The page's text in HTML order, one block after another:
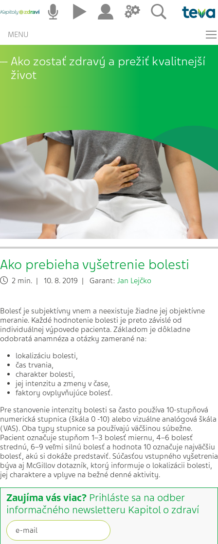
MENU
Ako zostať zdravý a prežiť kvalitnejší
život
Ako prebieha vyšetrenie bolesti
2 min. | 10. 8. 2019 | Garant: Jan Lejčko
Bolesť je subjektívny vnem a neexistuje žiadne jej objektívne
meranie. Každé hodnotenie bolesti je preto závislé od
individuálnej výpovede pacienta. Základom je dôkladne
odobratá anamnéza a otázky zamerané na:
lokalizáciu bolesti,
čas trvania,
charakter bolesti,
jej intenzitu a zmeny v čase,
faktory ovplyvňujúce bolesť.
Pre stanovenie intenzity bolesti sa často používa 10-stupňová
numerická stupnica (škála 0 -10) alebo vizuálne analógová škála
(VAS). Oba typy stupnice sa používajú väčšinou súbežne.
Pacient označuje stupňom 1–3 bolesť miernu, 4–6 bolesť
strednú, 6–9 veľmi silnú bolesť a hodnota 10 označuje najväčšiu
bolesť, akú si dokáže predstaviť. Súčasťou vstupného vyšetrenia
býva aj McGillov dotazník, ktorý informuje o lokalizácii bolesti,
jej charaktere a vplyve na bežné denné aktivity.
Zaujíma vás viac? Prihláste sa na odber
informačného newsletteru Kapitol o zdraví